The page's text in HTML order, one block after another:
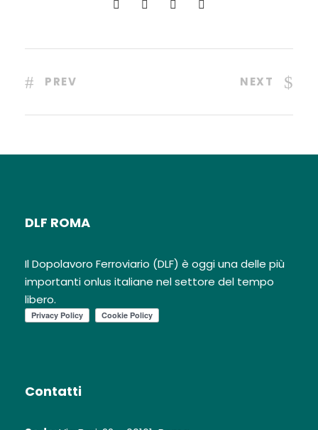
PREV NEXT
DLF ROMA
Il Dopolavoro Ferroviario (DLF) è oggi una delle più
importanti onlus italiane nel settore del tempo
libero.
Contatti